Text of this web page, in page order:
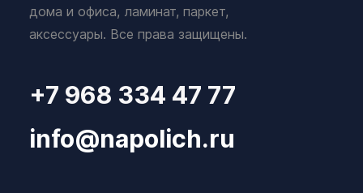
дома и офиса, ламинат, паркет,
аксессуары. Все права защищены.
+7 968 334 47 77
info@napolich.ru